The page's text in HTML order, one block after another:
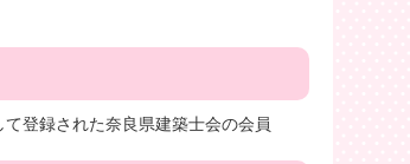
登録された奈良県建築士会の会員